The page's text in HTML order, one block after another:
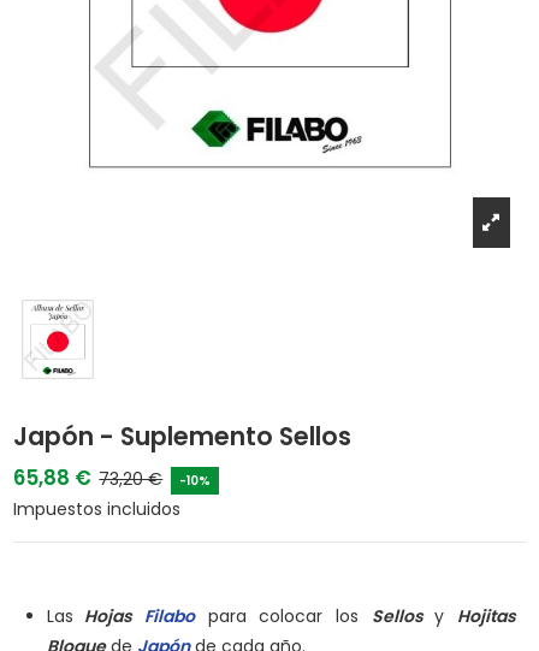
Japón - Suplemento Sellos
65,88 € 73,20 € -10%
Impuestos incluidos
Las Hojas Filabo para colocar los Sellos y Hojitas
Bloquede Japón de cada año.